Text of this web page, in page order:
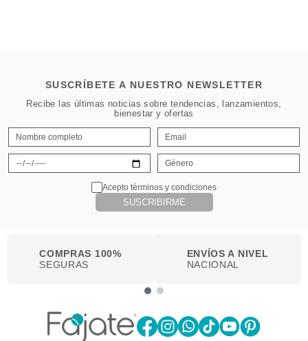
SUSCRÍBETE A NUESTRO NEWSLETTER
Recibe las últimas noticias sobre tendencias, lanzamientos,
bienestar y ofertas
Acepto términos y condiciones
SUSCRIBIRME
COMPRAS 100%
SEGURAS
ENVÍOS A NIVEL
NACIONAL